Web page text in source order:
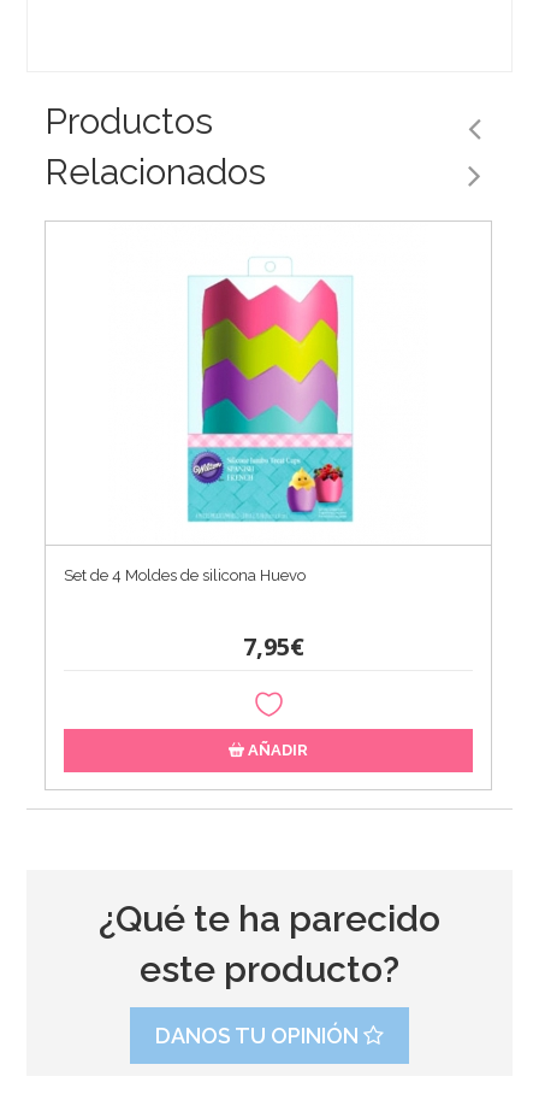
Productos
Relacionados
Set de 4 Moldes de silicona Huevo
7,95€
AÑADIR
¿Qué te ha parecido
este producto?
DANOS TU OPINIÓN